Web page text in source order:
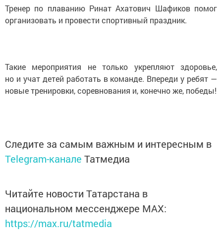
Тренер по плаванию Ринат Ахатович Шафиков помог
организовать и провести спортивный праздник.
Такие мероприятия не только укрепляют здоровье,
но и учат детей работать в команде. Впереди у ребят —
новые тренировки, соревнования и, конечно же, победы!
Следите за самым важным и интересным в
Telegram-канале Татмедиа
Читайте новости Татарстана в
национальном мессенджере MАХ:
https://max.ru/tatmedia